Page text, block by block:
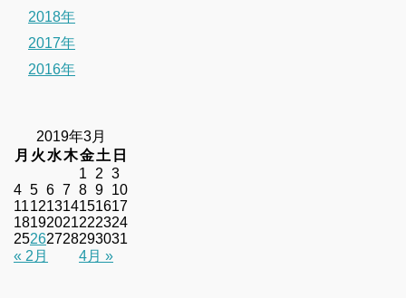
2018年
2017年
2016年
2019年3月
月 火 水木金土 日
« 2月 4月 »
1 2 3
4 5 6 7 8 9 10
11121314151617
18192021222324
25262728293031